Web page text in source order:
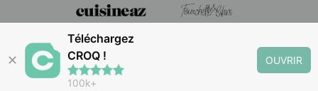
✕
Téléchargez
CROQ !
100k+
OUVRIR